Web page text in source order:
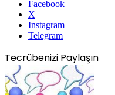
Facebook
X
Instagram
Telegram
Tecrübenizi Paylaşın